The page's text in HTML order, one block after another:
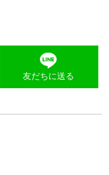
友だちに送る